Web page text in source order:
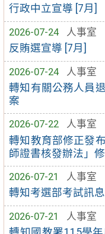
行政中立宣導 [7月]
2026-07-24
人事室
反賄選宣導 [7月]
2026-07-24
人事室
轉知有關公務人員
案
2026-07-22
人事室
轉知教育部修正發
師證書核發辦法」
2026-07-21
人事室
轉知考選部考試訊息
2026-07-21
人事室